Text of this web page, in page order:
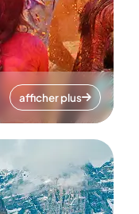
afficher plus